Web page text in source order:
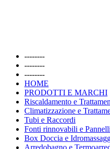
--------
--------
--------
HOME
PRODOTTI E MARCHI
Riscaldamento e
Climatizzazione e
Tubi e Raccordi
Fonti rinnovabili e
Box Doccia e
Arredobagno e